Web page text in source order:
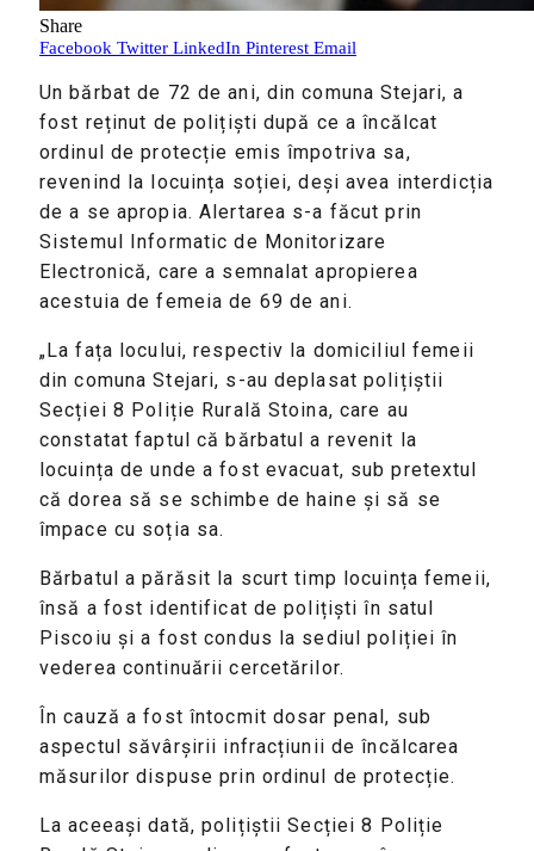
Share
Facebook Twitter LinkedIn Pinterest Email
Un bărbat de 72 de ani, din comuna Stejari, a
fost reținut de polițiști după ce a încălcat
ordinul de protecție emis împotriva sa,
revenind la locuința soției, deși avea interdicția
de a se apropia. Alertarea s-a făcut prin
Sistemul Informatic de Monitorizare
Electronică, care a semnalat apropierea
acestuia de femeia de 69 de ani.
„La fața locului, respectiv la domiciliul femeii
din comuna Stejari, s-au deplasat polițiștii
Secției 8 Poliție Rurală Stoina, care au
constatat faptul că bărbatul a revenit la
locuința de unde a fost evacuat, sub pretextul
că dorea să se schimbe de haine și să se
împace cu soția sa.
Bărbatul a părăsit la scurt timp locuința femeii,
însă a fost identificat de polițiști în satul
Piscoiu și a fost condus la sediul poliției în
vederea continuării cercetărilor.
În cauză a fost întocmit dosar penal, sub
aspectul săvârșirii infracțiunii de încălcarea
măsurilor dispuse prin ordinul de protecție.
La aceeași dată, polițiștii Secției 8 Poliție